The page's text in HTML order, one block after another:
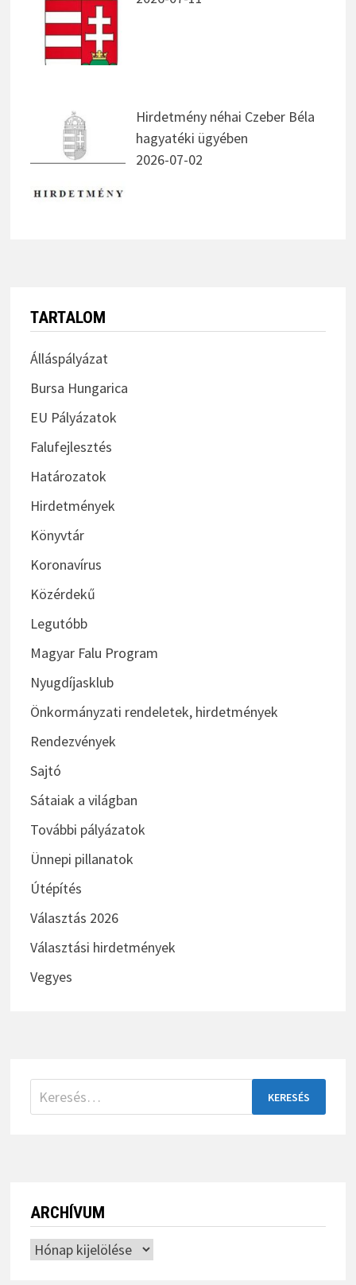
Hirdetmény néhai Czeber Béla
hagyatéki ügyében
2026-07-02
TARTALOM
Álláspályázat
Bursa Hungarica
EU Pályázatok
Falufejlesztés
Határozatok
Hirdetmények
Könyvtár
Koronavírus
Közérdekű
Legutóbb
Magyar Falu Program
Nyugdíjasklub
Önkormányzati rendeletek, hirdetmények
Rendezvények
Sajtó
Sátaiak a világban
További pályázatok
Ünnepi pillanatok
Útépítés
Választás 2026
Választási hirdetmények
Vegyes
Keresés:
ARCHÍVUM
Archívum